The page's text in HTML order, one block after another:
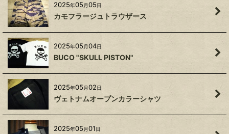
2025年05 月05日
カモフラージュトラウザース
2025年05 月04日
BUCO "SKULL PISTON"
2025年05 月02日
ヴェトナムオープンカラーシャツ
2025年05 月01日